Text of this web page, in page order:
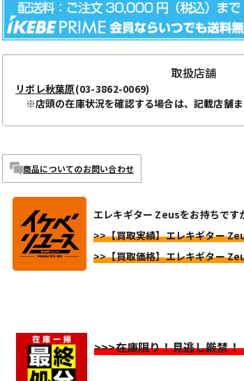
取扱店舗
リボレ秋葉原(03-3862-0069)
※店頭の在庫状況を確認する場合は、記載店舗ま
商品についてのお問い合わせ
エレキギター Zeusをお持ちです
>>【買取実績】エレキギター
>>【買取価格】エレキギター
>>>在庫限り！見逃し厳禁